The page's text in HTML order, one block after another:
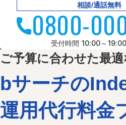
相談/通話無料
受付時間 10:00～
0800-
ご予算に合わせた最
bサーチの
運用代行料金